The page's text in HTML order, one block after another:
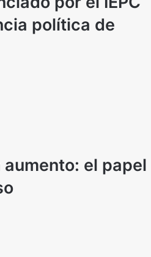
política de
el papel